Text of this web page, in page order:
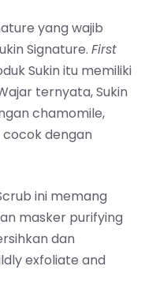
yang wajib
Signature. First
Sukin itu memiliki
ternyata, Sukin
chamomile,
dengan
ini memang
masker purifying
dan
exfoliate and